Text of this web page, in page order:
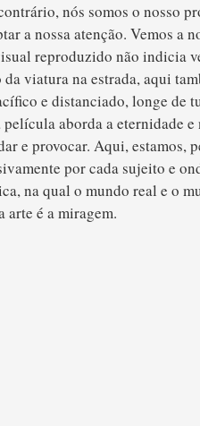
nós somos o nosso
a nossa atenção. Vemos a
reproduzido não indicia
viatura na estrada, aqui
e distanciado, longe de
aborda a eternidade
e provocar. Aqui, estamos,
por cada sujeito e
na qual o mundo real e o
arte é a miragem.